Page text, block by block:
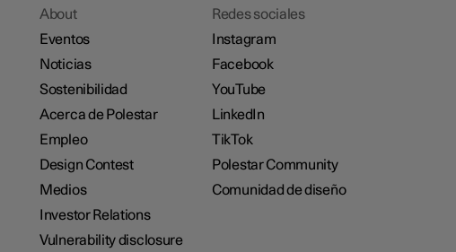
About
Eventos
Noticias
Sostenibilidad
Acerca de Polestar
Empleo
Design Contest
Medios
Investor Relations
Vulnerability disclosure
Redes sociales
Instagram
Facebook
YouTube
LinkedIn
TikTok
Polestar Community
Comunidad de diseño